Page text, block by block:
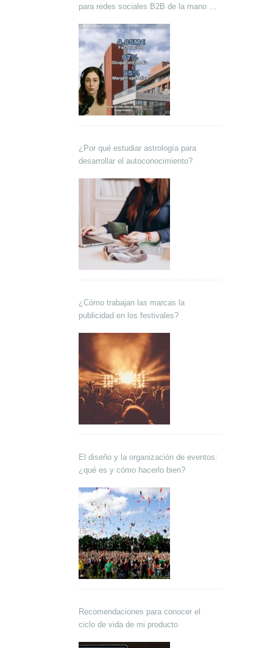
para redes sociales B2B de la mano de
¿Por qué estudiar astrología para
desarrollar el autoconocimiento?
¿Cómo trabajan las marcas la
publicidad en los festivales?
El diseño y la organización de eventos:
¿qué es y cómo hacerlo bien?
Recomendaciones para conocer el
ciclo de vida de mi producto